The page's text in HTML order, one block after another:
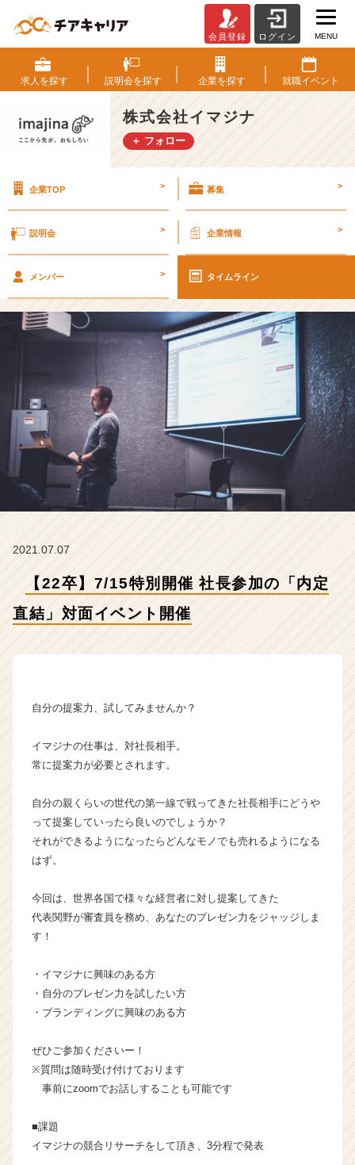
2
卒】
7/
1
5
特
社
加
定
結」
対
イ
ベ
ン
ト
開
催
【株
式
マ
ジ
ナ
の
イ
|
ベ
ャ
ー・
成
業
ら
ウ
ト
が
活
サ
チ
会員登録 ログイン MENU
求人を探す 説明会を探す 企業を探す 就職イベント
株式会社イマジナ
＋ フォロー
企業TOP > 募集 >
説明会 > 企業情報 >
メンバー > タイムライン
2021.07.07
【22卒】7/15特別開催 社長参加の「内定
直結」対面イベント開催
自分の提案力、試してみませんか？
イマジナの仕事は、対社長相手。
常に提案力が必要とされます。
自分の親くらいの世代の第一線で戦ってきた社長相手にどうや
って提案していったら良いのでしょうか？
それができるようになったらどんなモノでも売れるようになる
はず。
今回は、世界各国で様々な経営者に対し提案してきた
代表関野が審査員を務め、あなたのプレゼン力をジャッジしま
す！
・イマジナに興味のある方
・自分のプレゼン力を試したい方
・ブランディングに興味のある方
ぜひご参加くださいー！
※質問は随時受け付けております
事前にzoomでお話しすることも可能です
■課題
イマジナの競合リサーチをして頂き、3分程で発表